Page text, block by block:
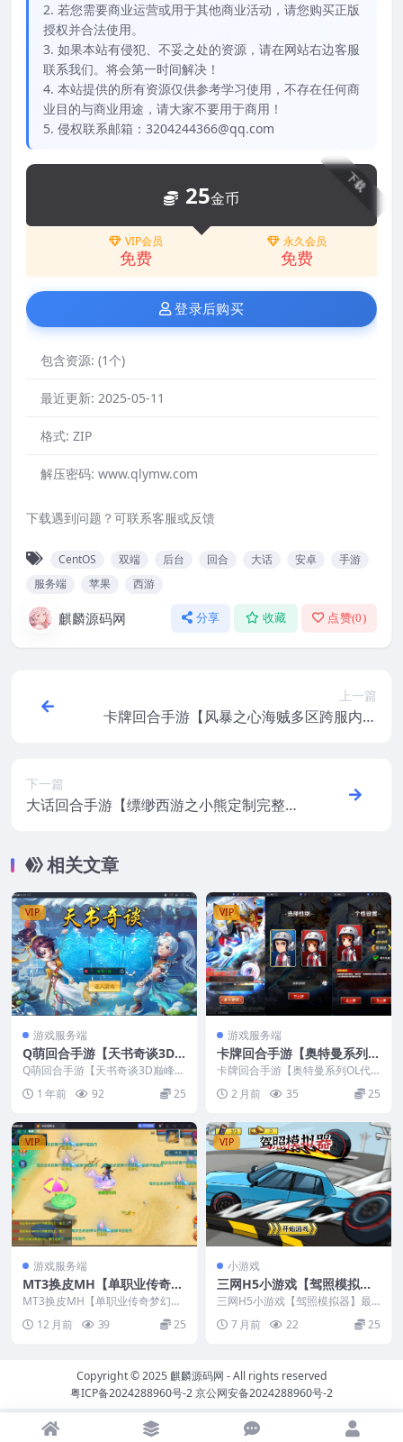
2. 若您需要商业运营或用于其他商业活动，请您购买正版
授权并合法使用。
3. 如果本站有侵犯、不妥之处的资源，请在网站右边客服
联系我们。将会第一时间解决！
4. 本站提供的所有资源仅供参考学习使用，不存在任何商
业目的与商业用途，请大家不要用于商用！
5. 侵权联系邮箱：3204244366@qq.com
下载
25金币
VIP会员
免费
永久会员
免费
登录后购买
包含资源: (1个)
最近更新: 2025-05-11
格式: ZIP
解压密码: www.qlymw.com
下载遇到问题？可联系客服或反馈
CentOS 双端 后台 回合 大话 安卓
手游
服务端
苹果 西游
麒麟源码网 分享 收藏 点赞(0)
上一篇
卡牌回合手游【风暴之心海贼多区跨服内购
下一篇
大话回合手游【缥缈西游之小熊定制完整多
相关文章
VIP
游戏服务端
Q萌回合手游【天书奇谈3D
巅峰修复版】最新整理Cent
OS手工服务端+多区跨服+CD
K授权后台+安卓苹果双端+视
频教程
Q萌回合手游【天书奇谈3D巅峰修
复版】最新整理CentOS手工服务
端+多区跨服+...
1 年前 92 25
VIP
游戏服务端
卡牌回合手游【奥特曼系列O
L代金券内购修复版】最新整
理CentOS手工服务端+加解
密工具+CDK授权后台+安卓
苹果双端+视频教程
卡牌回合手游【奥特曼系列OL代
金券内购修复版】最新整理CentO
S手工服务端+加...
2 月前 35 25
VIP
游戏服务端
MT3换皮MH【单职业传奇梦
幻】最新整理CentOS手工服
务端+安卓苹果双端+GM后台
+源码+视频教程
MT3换皮MH【单职业传奇梦幻】
最新整理CentOS手工服务端+安卓
苹果双端+G...
12 月前 39 25
VIP
小游戏
三网H5小游戏【驾照模拟
器】最新整理Linux手工服务
端+安卓
三网H5小游戏【驾照模拟器】最
7 月前 22 25
Copyright © 2025 麒麟源码网 - All rights reserved
粤ICP备2024288960号-2京公网安备2024288960号-2